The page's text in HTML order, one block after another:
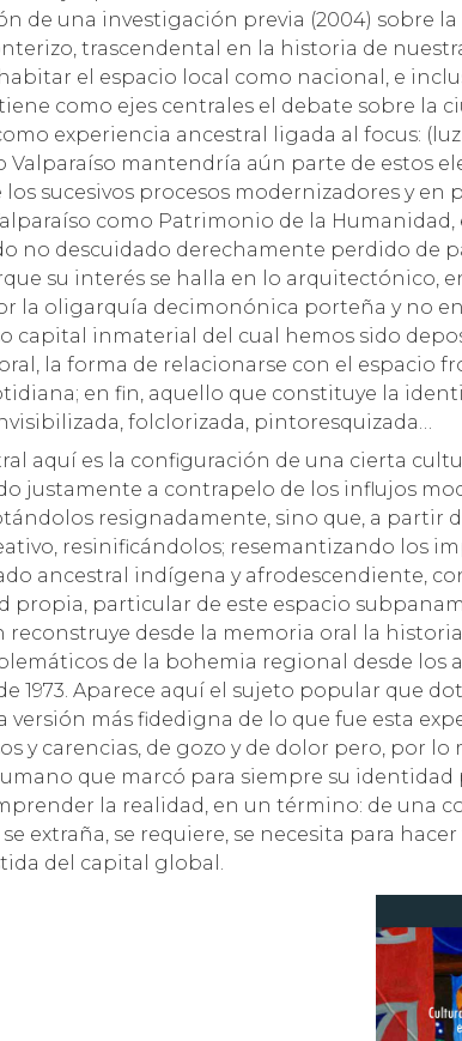
de una investigación previa (2004) sobre la
trascendental en la historia de
el espacio local como nacional, e
como ejes centrales el debate sobre la
experiencia ancestral ligada al focus: (luz
Valparaíso mantendría aún parte de estos
sucesivos procesos modernizadores y en
como Patrimonio de la Humanidad,
no descuidado derechamente perdido de
su interés se halla en lo arquitectónico,
la oligarquía decimonónica porteña y no
capital inmaterial del cual hemos sido
la forma de relacionarse con el espacio
en fin, aquello que constituye la
folclorizada, pintoresquizada…
aquí es la configuración de una cierta
justamente a contrapelo de los influjos
resignadamente, sino que, a partir
resinificándolos; resemantizando los
ancestral indígena y afrodescendiente,
propia, particular de este espacio
desde la memoria oral la
de la bohemia regional desde los
1973. Aparece aquí el sujeto popular que
versión más fidedigna de lo que fue esta
y carencias, de gozo y de dolor pero, por lo
que marcó para siempre su identidad
la realidad, en un término: de una
extraña, se requiere, se necesita para
del capital global.